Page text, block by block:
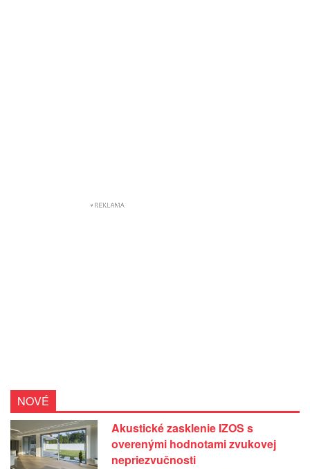
NOVÉ
Akustické zasklenie IZOS s
overenými hodnotami zvukovej
nepriezvučnosti